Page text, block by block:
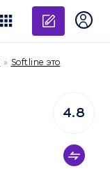
» Softline это
4.8